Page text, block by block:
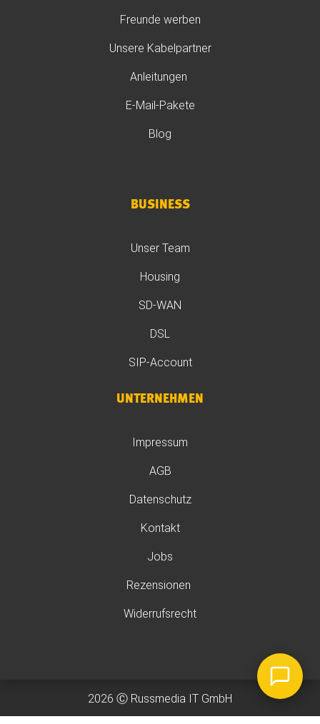
Freunde werben
Unsere Kabelpartner
Anleitungen
E-Mail-Pakete
Blog
BUSINESS
Unser Team
Housing
SD-WAN
DSL
SIP-Account
UNTERNEHMEN
Impressum
AGB
Datenschutz
Kontakt
Jobs
Rezensionen
Widerrufsrecht
2026 Ⓒ Russmedia IT GmbH